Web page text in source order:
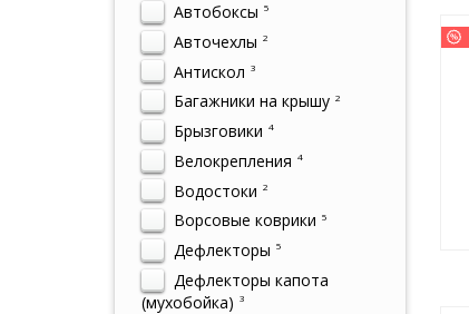
Автобоксы 5
Авточехлы 2
Антискол 3
Багажники на крышу 2
Брызговики 4
Велокрепления 4
Водостоки 2
Ворсовые коврики 5
Дефлекторы 5
Дефлекторы капота
(мухобойка) 3